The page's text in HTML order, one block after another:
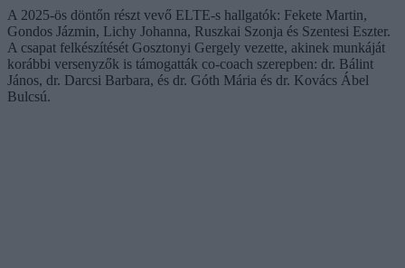
A 2025-ös döntőn részt vevő ELTE-s hallgatók: Fekete Martin,
Gondos Jázmin, Lichy Johanna, Ruszkai Szonja és Szentesi Eszter.
A csapat felkészítését Gosztonyi Gergely vezette, akinek munkáját
korábbi versenyzők is támogatták co-coach szerepben: dr. Bálint
János, dr. Darcsi Barbara, és dr. Góth Mária és dr. Kovács Ábel
Bulcsú.